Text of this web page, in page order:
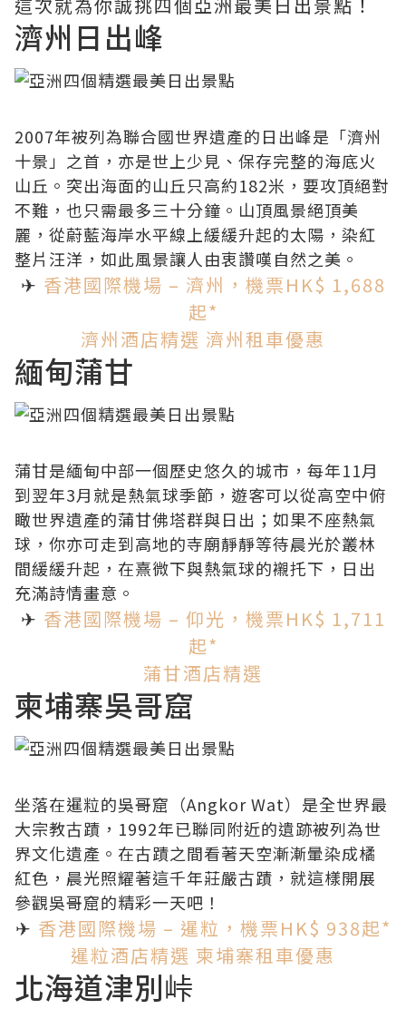
這次就為你誠挑四個亞洲最美日出景點！
濟州日出峰
2007年被列為聯合國世界遺產的日出峰是「濟州
十景」之首，亦是世上少見、保存完整的海底火
山丘。突出海面的山丘只高約182米，要攻頂絕對
不難，也只需最多三十分鐘。山頂風景絕頂美
麗，從蔚藍海岸水平線上緩緩升起的太陽，染紅
整片汪洋，如此風景讓人由衷讚嘆自然之美。
✈ 香港國際機場 – 濟州，機票HK$ 1,688
起*
濟州酒店精選 濟州租車優惠
緬甸蒲甘
蒲甘是緬甸中部一個歷史悠久的城市，每年11月
到翌年3月就是熱氣球季節，遊客可以從高空中俯
瞰世界遺產的蒲甘佛塔群與日出；如果不座熱氣
球，你亦可走到高地的寺廟靜靜等待晨光於叢林
間緩緩升起，在熹微下與熱氣球的襯托下，日出
充滿詩情畫意。
✈ 香港國際機場 – 仰光，機票HK$ 1,711
起*
蒲甘酒店精選
柬埔寨吳哥窟
坐落在暹粒的吳哥窟（Angkor Wat）是全世界最
大宗教古蹟，1992年已聯同附近的遺跡被列為世
界文化遺產。在古蹟之間看著天空漸漸暈染成橘
紅色，晨光照耀著這千年莊嚴古蹟， 就這樣開展
參觀吳哥窟的精彩一天吧！
✈ 香港國際機場 – 暹粒，機票HK$ 938起*
暹粒酒店精選 柬埔寨租車優惠
北海道津別峠